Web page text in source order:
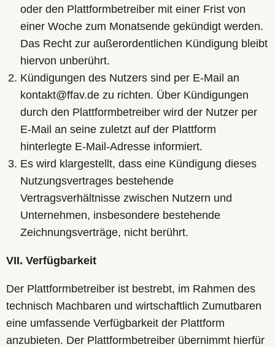
oder den Plattformbetreiber mit einer Frist von
einer Woche zum Monatsende gekündigt werden.
Das Recht zur außerordentlichen Kündigung bleibt
hiervon unberührt.
Kündigungen des Nutzers sind per E-Mail an
kontakt@ffav.de zu richten. Über Kündigungen
durch den Plattformbetreiber wird der Nutzer per
E-Mail an seine zuletzt auf der Plattform
hinterlegte E-Mail-Adresse informiert.
Es wird klargestellt, dass eine Kündigung dieses
Nutzungsvertrages bestehende
Vertragsverhältnisse zwischen Nutzern und
Unternehmen, insbesondere bestehende
Zeichnungsverträge, nicht berührt.
VII. Verfügbarkeit
Der Plattformbetreiber ist bestrebt, im Rahmen des
technisch Machbaren und wirtschaftlich Zumutbaren
eine umfassende Verfügbarkeit der Plattform
anzubieten. Der Plattformbetreiber übernimmt hierfür